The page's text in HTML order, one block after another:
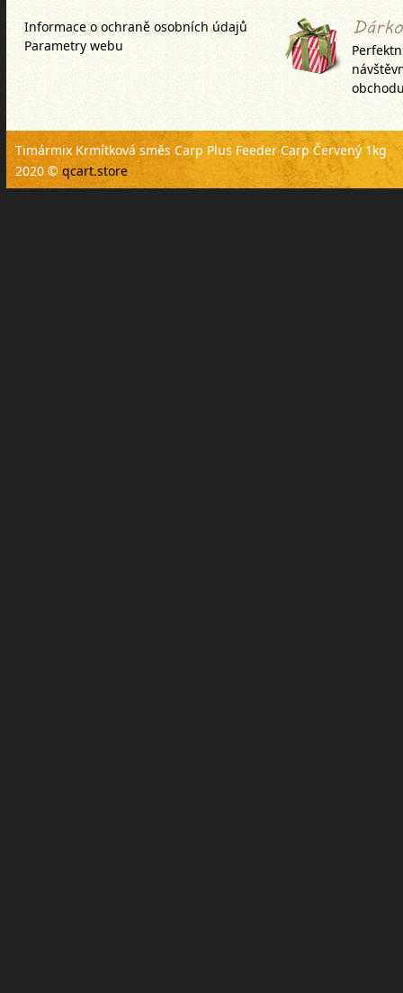
Informace o ochraně osobních údajů
Parametry webu
Timármix Krmítková směs Carp Plus Feeder Carp Červený 1kg
2020 © qcart.store